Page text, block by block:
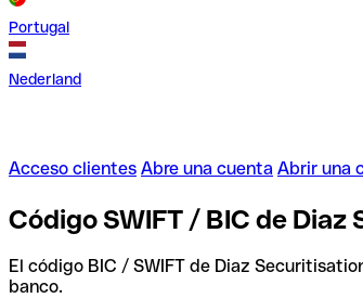
Portugal
Nederland
Acceso clientes Abre una cuenta Abrir una
Código SWIFT / BIC de
El código BIC / SWIFT de Diaz
banco.